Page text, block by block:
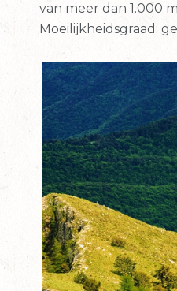
van meer dan 1.000
Moeilijkheidsgraad: